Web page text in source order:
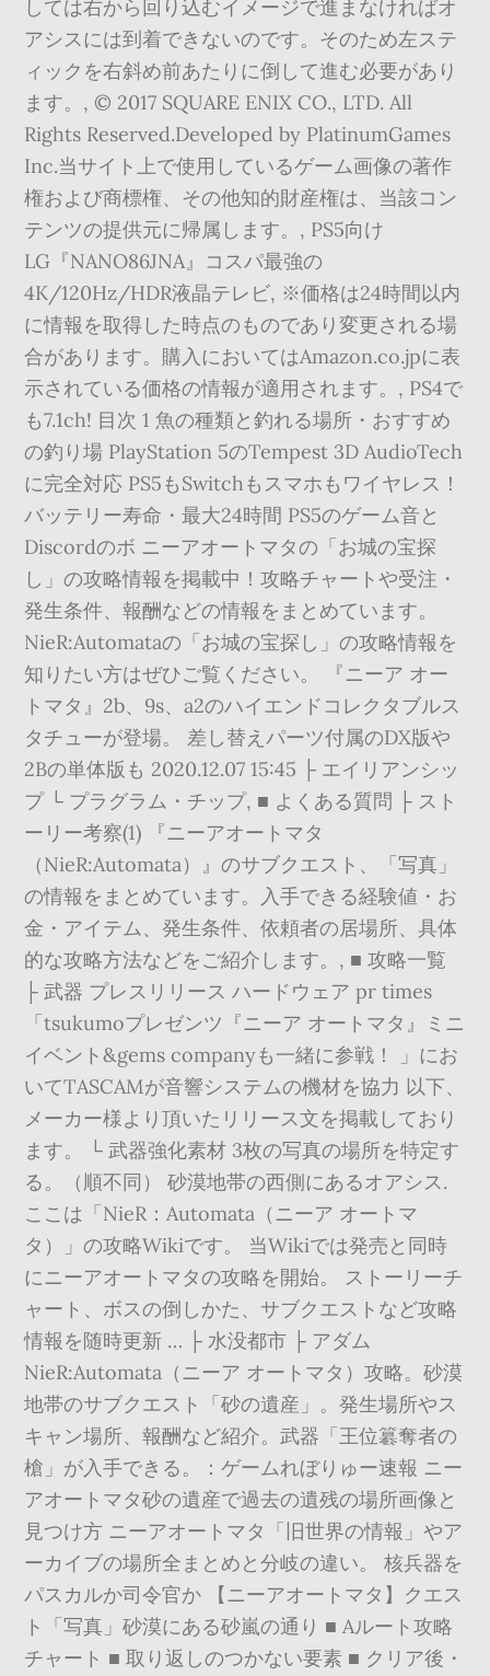
しては右から回り込むイメージで進まなければオ
アシスには到着できないのです。そのため左ステ
ィックを右斜め前あたりに倒して進む必要があり
ます。, © 2017 SQUARE ENIX CO., LTD. All
Rights Reserved.Developed by PlatinumGames
Inc.当サイト上で使用しているゲーム画像の著作
権および商標権、その他知的財産権は、当該コン
テンツの提供元に帰属します。, PS5向け
LG『NANO86JNA』コスパ最強の
4K/120Hz/HDR液晶テレビ, ※価格は24時間以内
に情報を取得した時点のものであり変更される場
合があります。購入においてはAmazon.co.jpに表
示されている価格の情報が適用されます。, PS4で
も7.1ch! 目次 1 魚の種類と釣れる場所・おすすめ
の釣り場 PlayStation 5のTempest 3D AudioTech
に完全対応 PS5もSwitchもスマホもワイヤレス！
バッテリー寿命・最大24時間 PS5のゲーム音と
Discordのボ ニーアオートマタの「お城の宝探
し」の攻略情報を掲載中！攻略チャートや受注・
発生条件、報酬などの情報をまとめています。
NieR:Automataの「お城の宝探し」の攻略情報を
知りたい方はぜひご覧ください。 『ニーア オー
トマタ』2b、9s、a2のハイエンドコレクタブルス
タチューが登場。 差し替えパーツ付属のDX版や
2Bの単体版も 2020.12.07 15:45 ├ エイリアンシッ
プ └ プラグラム・チップ, ■ よくある質問 ├ スト
ーリー考察(1) 『ニーアオートマタ
（NieR:Automata）』のサブクエスト、「写真」
の情報をまとめています。入手できる経験値・お
金・アイテム、発生条件、依頼者の居場所、具体
的な攻略方法などをご紹介します。, ■ 攻略一覧
├ 武器 プレスリリース ハードウェア pr times
「tsukumoプレゼンツ『ニーア オートマタ』ミニ
イベント&gems companyも一緒に参戦！ 」にお
いてTASCAMが音響システムの機材を協力 以下、
メーカー様より頂いたリリース文を掲載しており
ます。 └ 武器強化素材 3枚の写真の場所を特定す
る。（順不同） 砂漠地帯の西側にあるオアシス.
ここは「NieR：Automata（ニーア オートマ
タ）」の攻略Wikiです。 当Wikiでは発売と同時
にニーアオートマタの攻略を開始。 ストーリーチ
ャート、ボスの倒しかた、サブクエストなど攻略
情報を随時更新 … ├ 水没都市 ├ アダム
NieR:Automata（ニーア オートマタ）攻略。砂漠
地帯のサブクエスト「砂の遺産」。発生場所やス
キャン場所、報酬など紹介。武器「王位簒奪者の
槍」が入手できる。：ゲームれぼりゅー速報 ニー
アオートマタ砂の遺産で過去の遺残の場所画像と
見つけ方 ニーアオートマタ「旧世界の情報」やア
ーカイブの場所全まとめと分岐の違い。 核兵器を
パスカルか司令官か 【ニーアオートマタ】クエス
ト「写真」砂漠にある砂嵐の通り ■ Aルート攻略
チャート ■ 取り返しのつかない要素 ■ クリア後・